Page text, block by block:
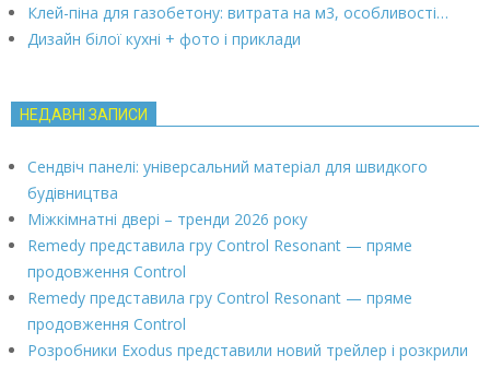
Клей-піна для газобетону: витрата на м3, особливості…
Дизайн білої кухні + фото і приклади
НЕДАВНІ ЗАПИСИ
Сендвіч панелі: універсальний матеріал для швидкого
будівництва
Міжкімнатні двері – тренди 2026 року
Remedy представила гру Control Resonant — пряме
продовження Control
Remedy представила гру Control Resonant — пряме
продовження Control
Розробники Exodus представили новий трейлер і розкрили